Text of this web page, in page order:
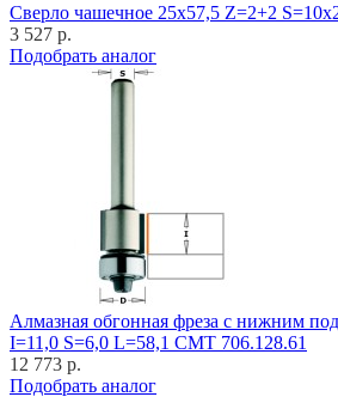
Cверло чашечное 25x57,5 Z=2+2
3 527 р.
Подобрать аналог
Алмазная обгонная фреза с нижним
I=11,0 S=6,0 L=58,1 CMT 706.128.61
12 773 р.
Подобрать аналог